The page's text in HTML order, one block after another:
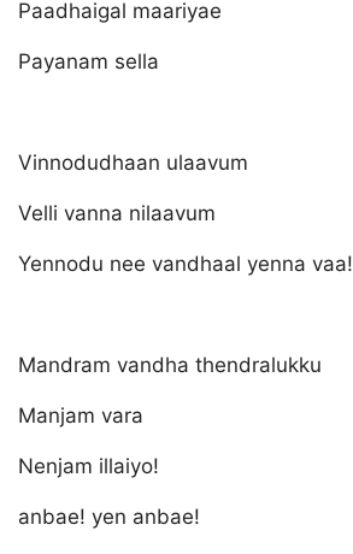
Paadhaigal maariyae
Payanam sella
Vinnodudhaan ulaavum
Velli vanna nilaavum
Yennodu nee vandhaal yenna vaa!
Mandram vandha thendralukku
Manjam vara
Nenjam illaiyo!
anbae! yen anbae!